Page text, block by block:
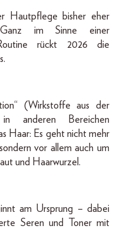
Hautpflege bisher eher
Ganz im Sinne einer
rückt 2026 die
(Wirkstoffe aus der
anderen Bereichen
Haar: Es geht nicht mehr
vor allem auch um
und Haarwurzel.
am Ursprung – dabei
Seren und Toner mit